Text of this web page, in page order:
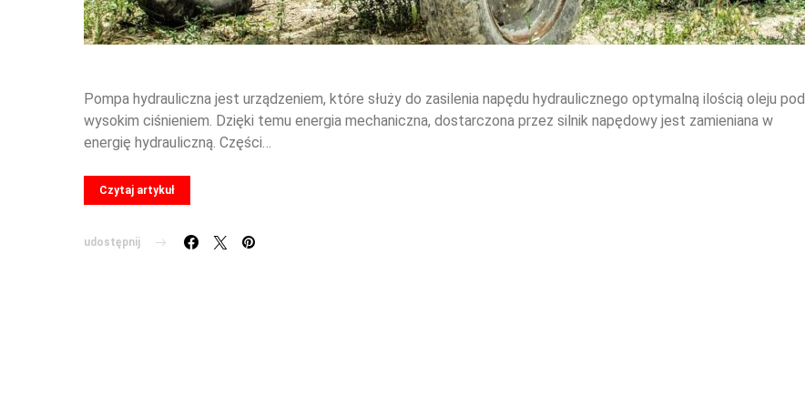
Pompa hydrauliczna jest urządzeniem, które służy do zasilenia napędu hydraulicznego optymalną ilością oleju pod
wysokim ciśnieniem. Dzięki temu energia mechaniczna, dostarczona przez silnik napędowy jest zamieniana w
energię hydrauliczną. Części…
Czytaj artykuł
udostępnij